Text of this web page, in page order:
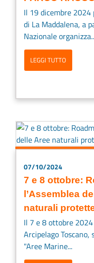
Il 19 dicembre 2024
di La Maddalena, a
Nazionale
LEGGI TUTTO
07/10/2024
7 e 8 ottobre:
l’Assemblea
naturali
Il 7 e 8 ottobre
Arcipelago
"Aree Marine...